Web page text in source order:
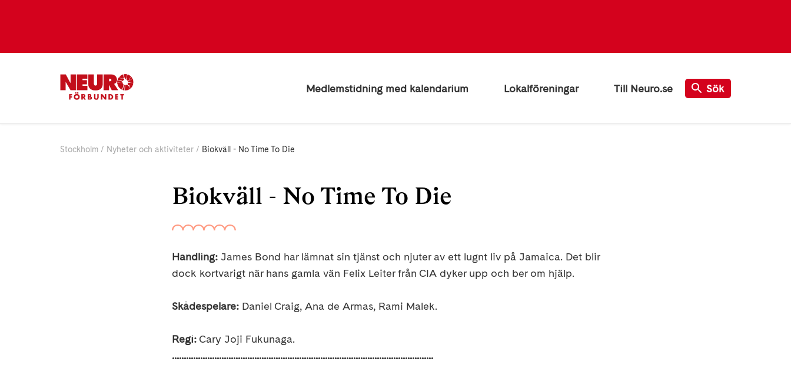
Medlemstidning med kalendarium Lokalföreningar Till Neuro.se Sök
Stockholm Nyheter och aktiviteter Biokväll - No Time To Die
Biokväll - No Time To Die
Handling: James Bond har lämnat sin tjänst och njuter av ett lugnt liv på Jamaica. Det blir
dock kortvarigt när hans gamla vän Felix Leiter från CIA dyker upp och ber om hjälp.
Skådespelare: Daniel Craig, Ana de Armas, Rami Malek.
Regi: Cary Joji Fukunaga.
...............................................................................................................